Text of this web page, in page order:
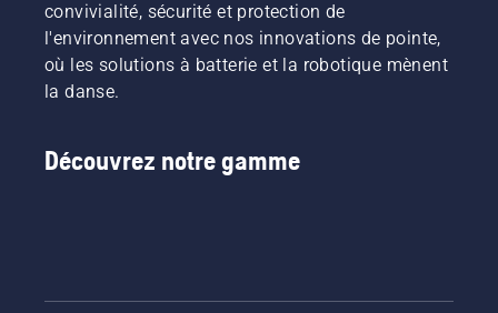
convivialité, sécurité et protection de
l'environnement avec nos innovations de pointe,
où les solutions à batterie et la robotique mènent
la danse.
Découvrez notre gamme